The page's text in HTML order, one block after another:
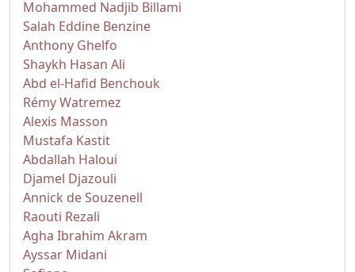
Mohammed Nadjib Billami
Salah Eddine Benzine
Anthony Ghelfo
Shaykh Hasan Ali
Abd el-Hafid Benchouk
Rémy Watremez
Alexis Masson
Mustafa Kastit
Abdallah Haloui
Djamel Djazouli
Annick de Souzenell
Raouti Rezali
Agha Ibrahim Akram
Ayssar Midani